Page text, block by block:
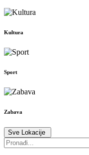
Kultura
Sport
Zabava
Sve Lokacije